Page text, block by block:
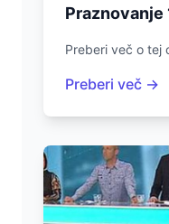
Praznovanje
Preberi več o tej
Preberi več →